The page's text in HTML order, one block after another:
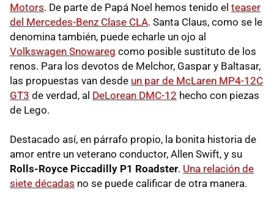
Motors. De parte de Papá Noel hemos tenido el teaser
del Mercedes-Benz Clase CLA. Santa Claus, como se le
denomina también, puede echarle un ojo al
Volkswagen Snowareg como posible sustituto de los
renos. Para los devotos de Melchor, Gaspar y Baltasar,
las propuestas van desde un par de McLaren MP4-12C
GT3 de verdad, al DeLorean DMC-12 hecho con piezas
de Lego.
Destacado así, en párrafo propio, la bonita historia de
amor entre un veterano conductor, Allen Swift, y su
Rolls-Royce Piccadilly P1 Roadster. Una relación de
siete décadas no se puede calificar de otra manera.